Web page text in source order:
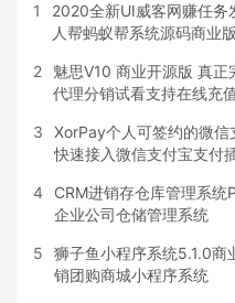
1
2020全新UI威客网赚任务
人帮蚂蚁帮系统源码商业版
2
魅思V10 商业开源版 真
代理分销试看支持在线充
3
XorPay个人可签约的微
快速接入微信支付宝支付
4
CRM进销存仓库管理系
企业公司仓储管理系统
5
狮子鱼小程序系统5.1.0商
销团购商城小程序系统